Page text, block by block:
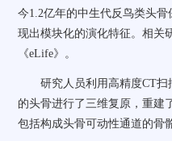
今1.2亿年的中生代反鸟类头
现出模块化的演化特征。相关
《eLife》。
研究人员利用高精度CT扫
的头骨进行了三维复原，重建
包括构成头骨可动性通道的骨